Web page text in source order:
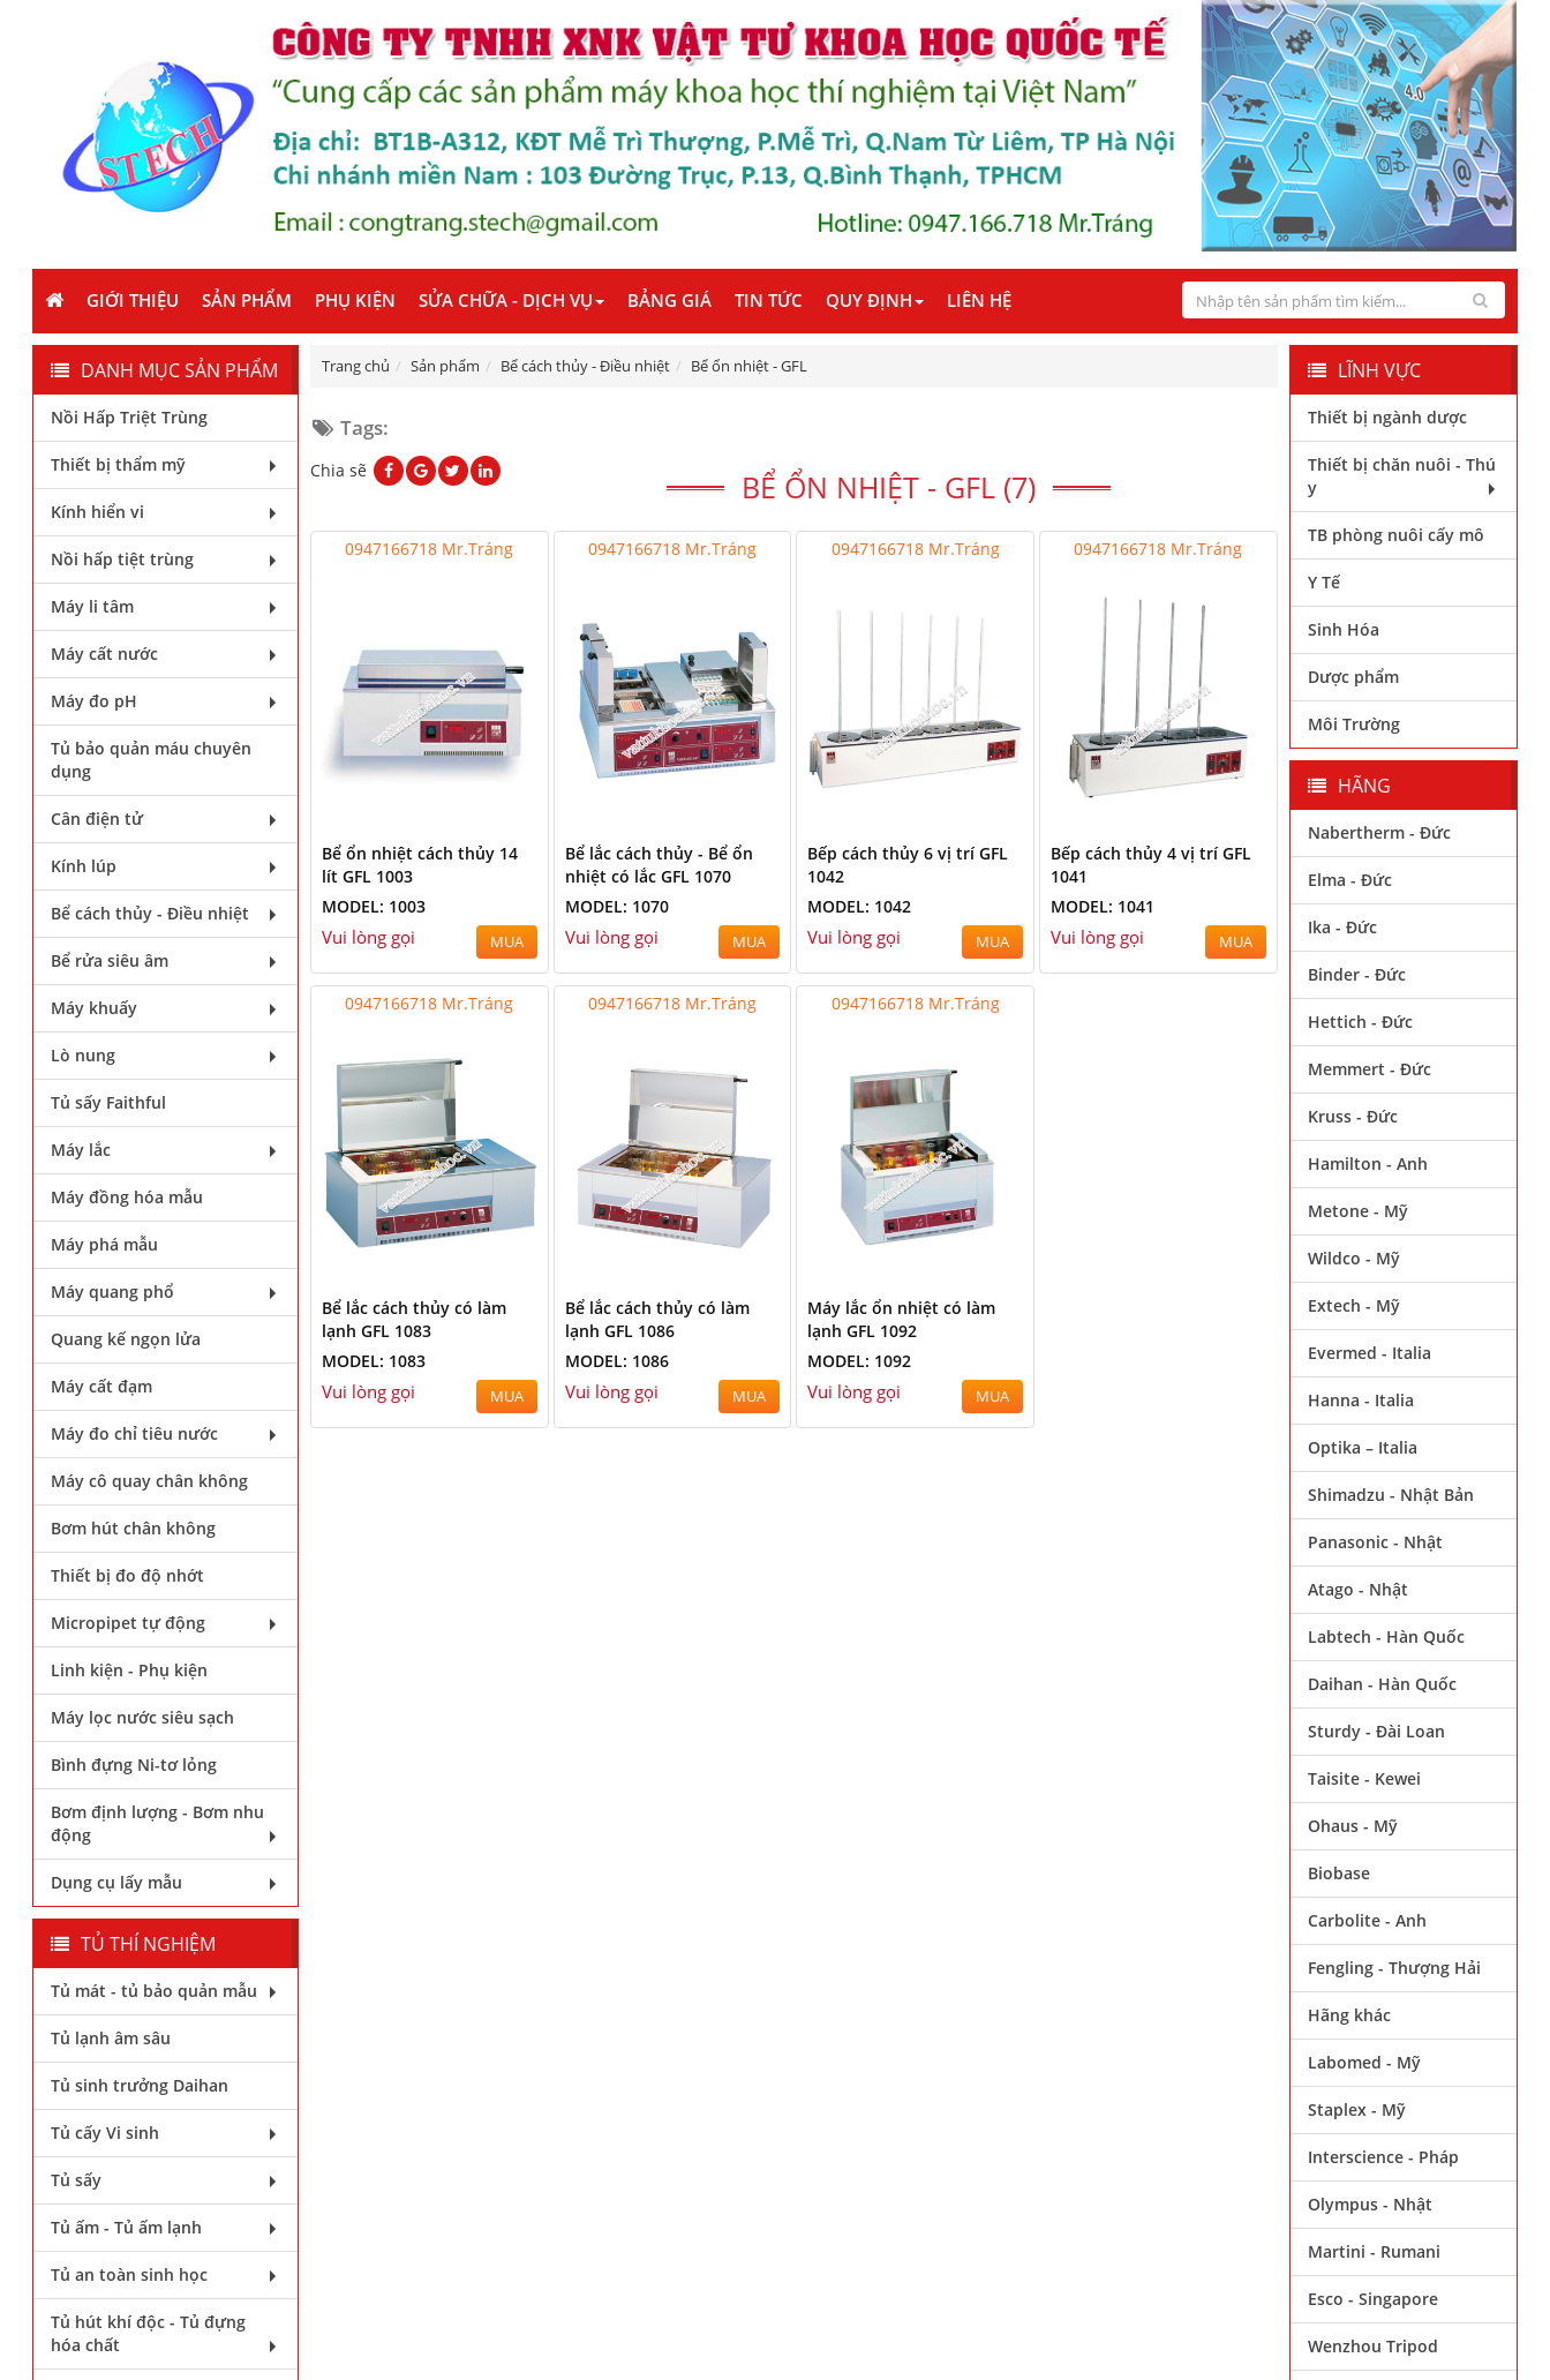
GIỚI THIỆU SẢN PHẨM PHỤ KIỆN SỬA CHỮA - DỊCH VỤ BẢNG GIÁ TIN TỨC QUY ĐỊNH LIÊN HỆ
Trang chủ Sản phẩm Bể cách thủy - Điều nhiệt Bể ổn nhiệt - GFL
Tags:
BỂ ỔN NHIỆT - GFL (7)
Chia sẽ
0947166718 Mr.Tráng
Bể ổn nhiệt cách thủy 14
lít GFL 1003
MODEL: 1003
Vui lòng gọi MUA
0947166718 Mr.Tráng
Bể lắc cách thủy - Bể ổn
nhiệt có lắc GFL 1070
MODEL: 1070
Vui lòng gọi MUA
0947166718 Mr.Tráng
Bếp cách thủy 6 vị trí GFL
1042
MODEL: 1042
Vui lòng gọi MUA
0947166718 Mr.Tráng
Bếp cách thủy 4 vị trí GFL
1041
MODEL: 1041
Vui lòng gọi MUA
0947166718 Mr.Tráng
Bể lắc cách thủy có làm
lạnh GFL 1083
MODEL: 1083
Vui lòng gọi MUA
0947166718 Mr.Tráng
Bể lắc cách thủy có làm
lạnh GFL 1086
MODEL: 1086
Vui lòng gọi MUA
0947166718 Mr.Tráng
Máy lắc ổn nhiệt có làm
lạnh GFL 1092
MODEL: 1092
Vui lòng gọi MUA
DANH MỤC SẢN PHẨM
Nồi Hấp Triệt Trùng
Thiết bị thẩm mỹ
Kính hiển vi
Nồi hấp tiệt trùng
Máy li tâm
Máy cất nước
Máy đo pH
Tủ bảo quản máu chuyên
dụng
Cân điện tử
Kính lúp
Bể cách thủy - Điều nhiệt
Bể rửa siêu âm
Máy khuấy
Lò nung
Tủ sấy Faithful
Máy lắc
Máy đồng hóa mẫu
Máy phá mẫu
Máy quang phổ
Quang kế ngọn lửa
Máy cất đạm
Máy đo chỉ tiêu nước
Máy cô quay chân không
Bơm hút chân không
Thiết bị đo độ nhớt
Micropipet tự động
Linh kiện - Phụ kiện
Máy lọc nước siêu sạch
Bình đựng Ni-tơ lỏng
Bơm định lượng - Bơm nhu
động
Dụng cụ lấy mẫu
TỦ THÍ NGHIỆM
Tủ mát - tủ bảo quản mẫu
Tủ lạnh âm sâu
Tủ sinh trưởng Daihan
Tủ cấy Vi sinh
Tủ sấy
Tủ ấm - Tủ ấm lạnh
Tủ an toàn sinh học
Tủ hút khí độc - Tủ đựng
hóa chất
LĨNH VỰC
Thiết bị ngành dược
Thiết bị chăn nuôi - Thú
y
TB phòng nuôi cấy mô
Y Tế
Sinh Hóa
Dược phẩm
Môi Trường
HÃNG
Nabertherm - Đức
Elma - Đức
Ika - Đức
Binder - Đức
Hettich - Đức
Memmert - Đức
Kruss - Đức
Hamilton - Anh
Metone - Mỹ
Wildco - Mỹ
Extech - Mỹ
Evermed - Italia
Hanna - Italia
Optika – Italia
Shimadzu - Nhật Bản
Panasonic - Nhật
Atago - Nhật
Labtech - Hàn Quốc
Daihan - Hàn Quốc
Sturdy - Đài Loan
Taisite - Kewei
Ohaus - Mỹ
Biobase
Carbolite - Anh
Fengling - Thượng Hải
Hãng khác
Labomed - Mỹ
Staplex - Mỹ
Interscience - Pháp
Olympus - Nhật
Martini - Rumani
Esco - Singapore
Wenzhou Tripod